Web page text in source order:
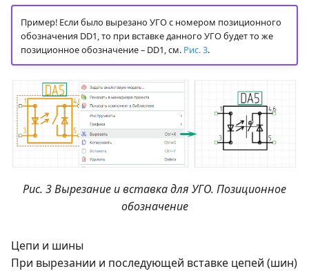
Пример! Если было вырезано УГО с номером позиционного
обозначения DD1, то при вставке данного УГО будет то же
позиционное обозначение – DD1, см. Рис. 3.
Рис. 3 Вырезание и вставка для УГО. Позиционное
обозначение
Цепи и шины
При вырезании и последующей вставке цепей (шин)